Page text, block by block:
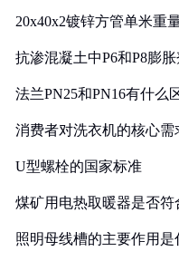
20x40x2镀锌方管单米重
抗渗混凝土中P6和P8膨
法兰PN25和PN16有什么
消费者对洗衣机的核心需
U型螺栓的国家标准
煤矿用电热取暖器是否
照明母线槽的主要作用是